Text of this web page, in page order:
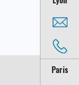
Paris